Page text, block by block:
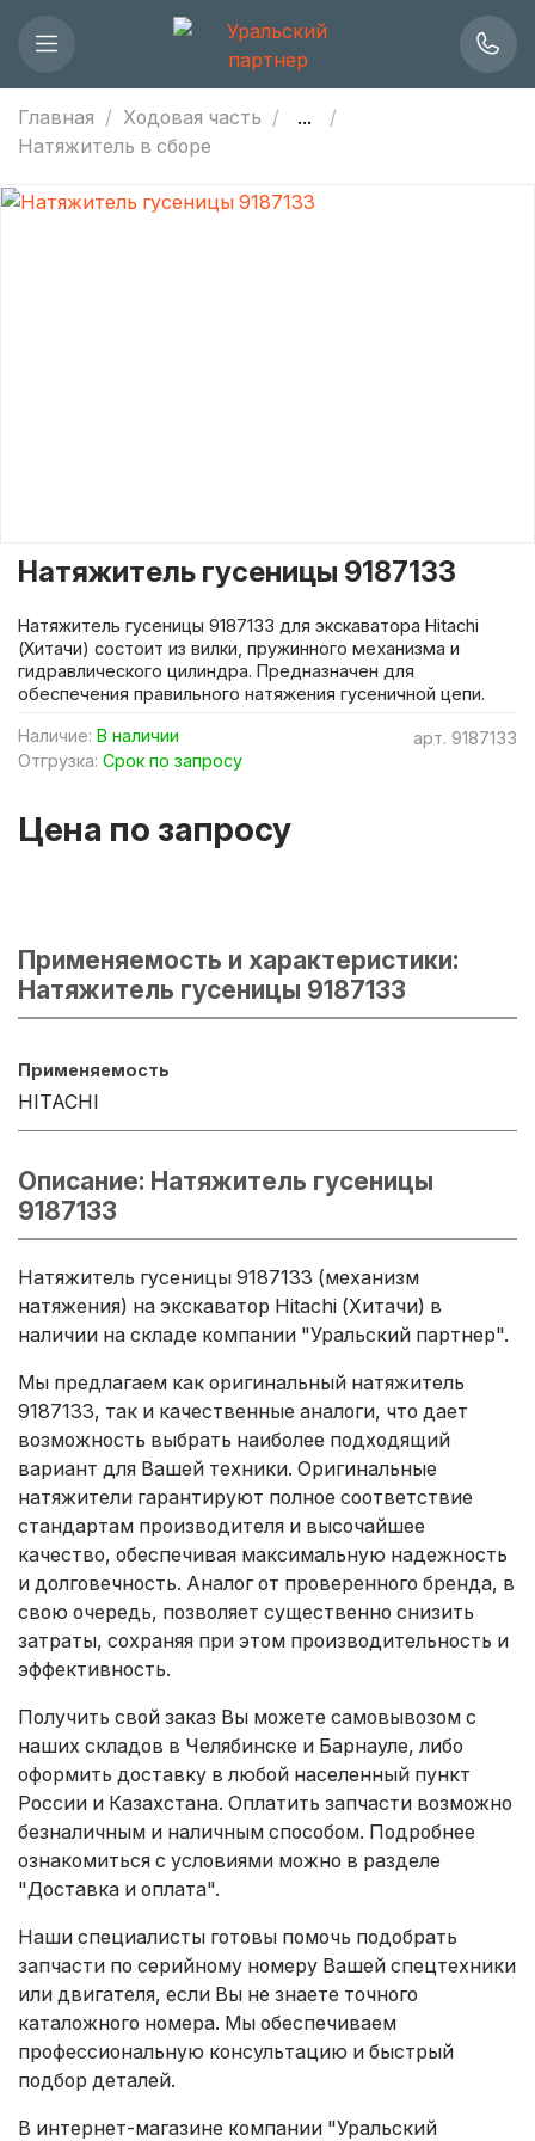
Главная Ходовая часть
...
Натяжитель в сборе
арт. 9187133
Наличие: В наличии
Отгрузка: Срок по запросу
Натяжитель гусеницы 9187133
Цена по запросу
Натяжитель гусеницы 9187133 для экскаватора Hitachi
(Хитачи) состоит из вилки, пружинного механизма и
гидравлического цилиндра. Предназначен для
обеспечения правильного натяжения гусеничной цепи.
Применяемость и характеристики:
Натяжитель гусеницы 9187133
Применяемость
HITACHI
Описание: Натяжитель гусеницы
9187133
Натяжитель гусеницы 9187133 (механизм
натяжения) на экскаватор Hitachi (Хитачи) в
наличии на складе компании "Уральский партнер".
Мы предлагаем как оригинальный натяжитель
9187133, так и качественные аналоги, что дает
возможность выбрать наиболее подходящий
вариант для Вашей техники. Оригинальные
натяжители гарантируют полное соответствие
стандартам производителя и высочайшее
качество, обеспечивая максимальную надежность
и долговечность. Аналог от проверенного бренда, в
свою очередь, позволяет существенно снизить
затраты, сохраняя при этом производительность и
эффективность.
Получить свой заказ Вы можете самовывозом с
наших складов в Челябинске и Барнауле, либо
оформить доставку в любой населенный пункт
России и Казахстана. Оплатить запчасти возможно
безналичным и наличным способом. Подробнее
ознакомиться с условиями можно в разделе
"Доставка и оплата".
Наши специалисты готовы помочь подобрать
запчасти по серийному номеру Вашей спецтехники
или двигателя, если Вы не знаете точного
каталожного номера. Мы обеспечиваем
профессиональную консультацию и быстрый
подбор деталей.
В интернет-магазине компании "Уральский